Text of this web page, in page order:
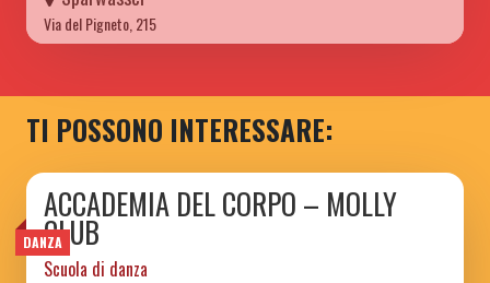
Via del Pigneto, 215
TI POSSONO INTERESSARE:
DANZA
ACCADEMIA DEL CORPO – MOLLY
CLUB
Scuola di danza